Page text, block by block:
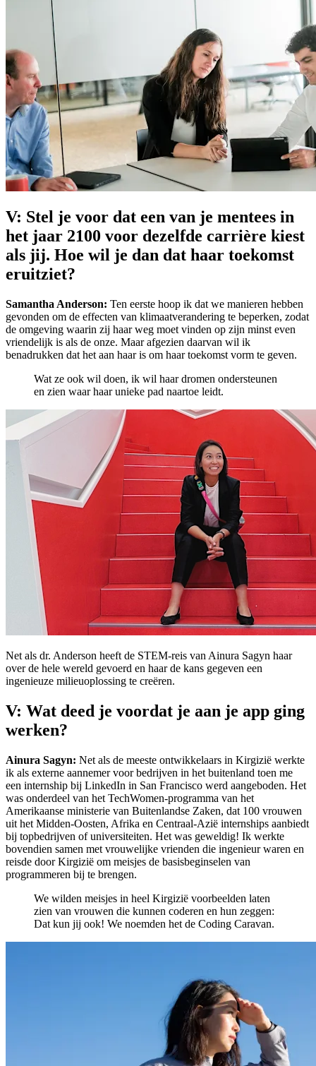
V: Stel je voor dat een van je mentees in
het jaar 2100 voor dezelfde carrière kiest
als jij. Hoe wil je dan dat haar toekomst
eruitziet?
Samantha Anderson: Ten eerste hoop ik dat we manieren hebben
gevonden om de effecten van klimaatverandering te beperken, zodat
de omgeving waarin zij haar weg moet vinden op zijn minst even
vriendelijk is als de onze. Maar afgezien daarvan wil ik
benadrukken dat het aan haar is om haar toekomst vorm te geven.
Wat ze ook wil doen, ik wil haar dromen ondersteunen
en zien waar haar unieke pad naartoe leidt.
Net als dr. Anderson heeft de STEM-reis van Ainura Sagyn haar
over de hele wereld gevoerd en haar de kans gegeven een
ingenieuze milieuoplossing te creëren.
V: Wat deed je voordat je aan je app ging
werken?
Ainura Sagyn: Net als de meeste ontwikkelaars in Kirgizië werkte
ik als externe aannemer voor bedrijven in het buitenland toen me
een internship bij LinkedIn in San Francisco werd aangeboden. Het
was onderdeel van het TechWomen-programma van het
Amerikaanse ministerie van Buitenlandse Zaken, dat 100 vrouwen
uit het Midden-Oosten, Afrika en Centraal-Azië internships aanbiedt
bij topbedrijven of universiteiten. Het was geweldig! Ik werkte
bovendien samen met vrouwelijke vrienden die ingenieur waren en
reisde door Kirgizië om meisjes de basisbeginselen van
programmeren bij te brengen.
We wilden meisjes in heel Kirgizië voorbeelden laten
zien van vrouwen die kunnen coderen en hun zeggen:
Dat kun jij ook! We noemden het de Coding Caravan.